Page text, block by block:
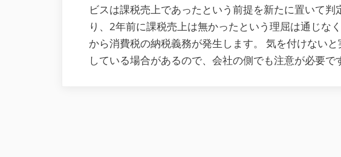
ビスは課税売上であったという前提を新たに置いて判
り、2年前に課税売上は無かったという理屈は通じな
から消費税の納税義務が発生します。 気を付けない
している場合があるので、会社の側でも注意が必要で